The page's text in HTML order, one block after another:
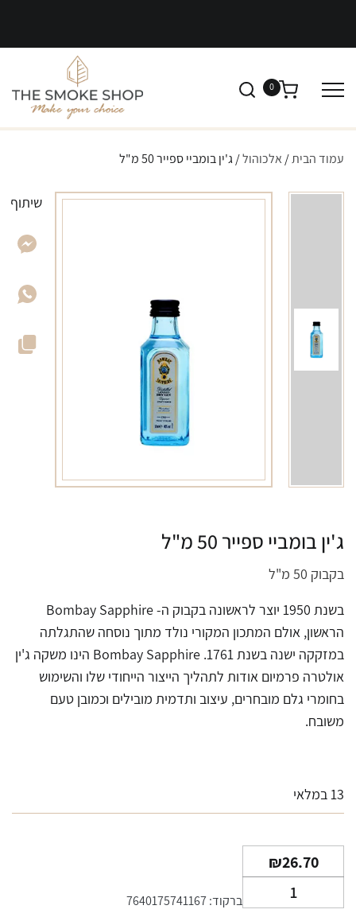
0
עמוד הבית/ אלכוהול/ ג'ין בומביי ספייר 50 מ"ל
ג'ין בומביי ספייר 50 מ"ל
בקבוק 50 מ"ל
בשנת 1950 יוצר לראשונה בקבוק ה- Bombay Sapphire
הראשון, אולם המתכון המקורי נולד מתוך נוסחה שהתגלתה
במזקקה ישנה בשנת 1761. Bombay Sapphire הינו משקה ג'ין
אולטרה פרמיום אודות לתהליך הייצור הייחודי שלו והשימוש
בחומרי גלם מובחרים, עיצוב ותדמית מובילים וכמובן טעם
משובח.
13 במלאי
₪26.70
של
ברקוד: 7640175741167
שיתוף